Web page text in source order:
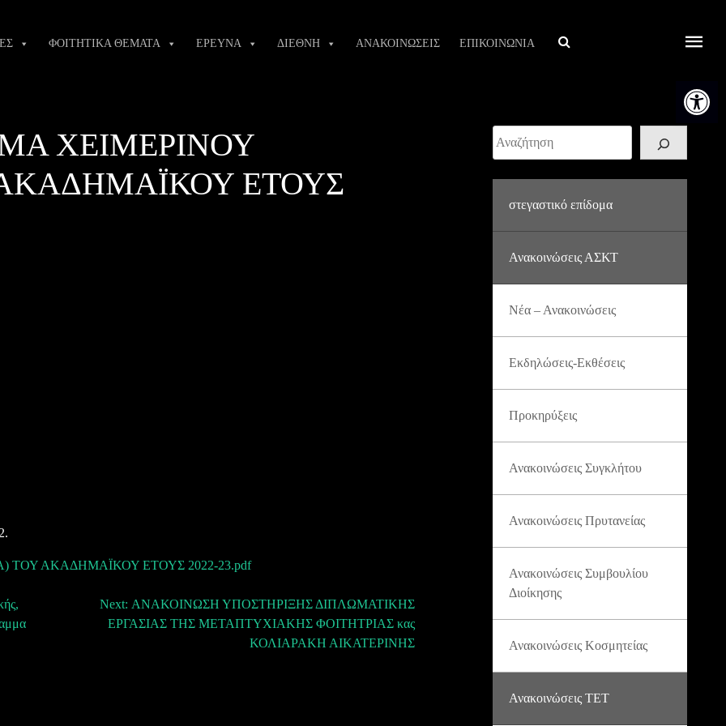
Ανοίξτε
ΦΟΙΤΗΤΙΚΑ ΘΕΜΑΤΑ ΕΡΕΥΝΑ ΔΙΕΘΝΗ ΑΝΑΚΟΙΝΩΣΕΙΣ ΕΠΙΚΟΙΝΩΝΙΑ Αναζήτηση
ΧΕΙΜΕΡΙΝΟΥ
ΕΤΟΥΣ
ΑΚΑΔΗΜΑΪΚΟΥ ΕΤΟΥΣ 2022-23.pdf
Next: ΑΝΑΚΟΙΝΩΣΗ ΥΠΟΣΤΗΡΙΞΗΣ ΔΙΠΛΩΜΑΤΙΚΗΣ
ΕΡΓΑΣΙΑΣ ΤΗΣ ΜΕΤΑΠΤΥΧΙΑΚΗΣ ΦΟΙΤΗΤΡΙΑΣ κας
ΚΟΛΙΑΡΑΚΗ ΑΙΚΑΤΕΡΙΝΗΣ
Αναζήτηση
στεγαστικό επίδομα
Ανακοινώσεις ΑΣΚΤ
Νέα – Ανακοινώσεις
Εκδηλώσεις-Εκθέσεις
Προκηρύξεις
Ανακοινώσεις Συγκλήτου
Ανακοινώσεις Πρυτανείας
Ανακοινώσεις Συμβουλίου
Διοίκησης
Ανακοινώσεις Κοσμητείας
Ανακοινώσεις ΤΕΤ